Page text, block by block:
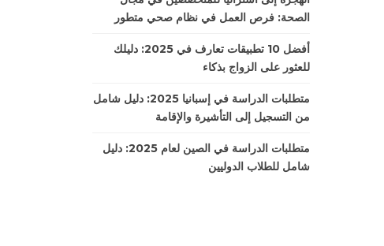
الصحة: فرص العمل في نظام صحي متطور
أفضل 10 تطبيقات تعارف في 2025: دليلك
للعثور على الزواج بذكاء
متطلبات الدراسة في إسبانيا 2025: دليل شامل
من التسجيل إلى التأشيرة والإقامة
متطلبات الدراسة في الصين لعام 2025: دليل
شامل للطلاب الدوليين